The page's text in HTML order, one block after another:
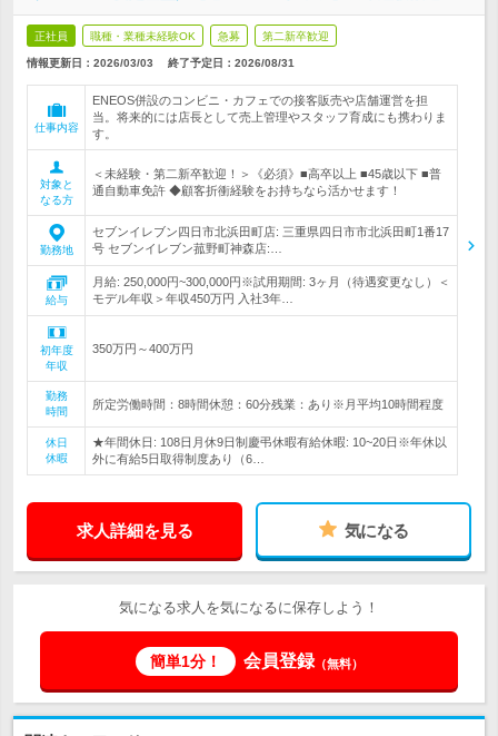
正社員 職種・業種未経験OK 急募 第二新卒歓迎
情報更新日：2026/03/03 終了予定日： 2026/08/31
仕事内容
ENEOS併設のコンビニ・カフェでの接客販売や店舗運営を担
当。将来的には店長として売上管理やスタッフ育成にも携わりま
す。
対象と
なる方
＜未経験・第二新卒歓迎！＞《必須》■高卒以上 ■45歳以下 ■普
通自動車免許 ◆顧客折衝経験をお持ちなら活かせます！
勤務地
セブンイレブン四日市北浜田町店: 三重県四日市市北浜田町1番17
号 セブンイレブン菰野町神森店:…
給与
月給: 250,000円~300,000円※試用期間: 3ヶ月（待遇変更なし）＜
モデル年収＞年収450万円 入社3年…
初年度
年収
350万円～400万円
勤務
時間
所定労働時間：8時間休憩：60分残業：あり※月平均10時間程度
休日
休暇
★年間休日: 108日月休9日制慶弔休暇有給休暇: 10~20日※年休以
外に有給5日取得制度あり（6…
求人詳細を見る 気になる
気になる求人を気になるに保存しよう！
簡単1分！ 会員登録（無料）